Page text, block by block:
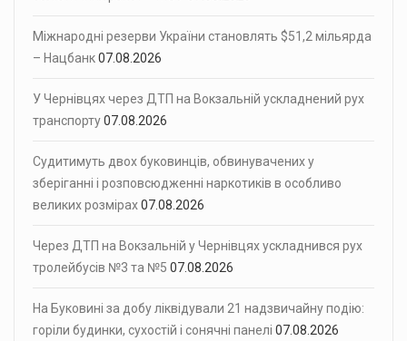
Міжнародні резерви України становлять $51,2 мільярда
– Нацбанк07.08.2026
У Чернівцях через ДТП на Вокзальній ускладнений рух
транспорту07.08.2026
Судитимуть двох буковинців, обвинувачених у
зберіганні і розповсюдженні наркотиків в особливо
великих розмірах07.08.2026
Через ДТП на Вокзальній у Чернівцях ускладнився рух
тролейбусів №3 та №5 07.08.2026
На Буковині за добу ліквідували 21 надзвичайну подію:
горіли будинки, сухостій і сонячні панелі 07.08.2026